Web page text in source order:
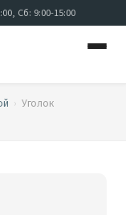
Сб: 9:00-15:00
› Уголок